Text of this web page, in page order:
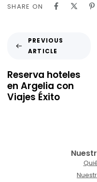
SHARE ON
PREVIOUS
ARTICLE
Reserva hoteles
en Argelia con
Viajes Éxito